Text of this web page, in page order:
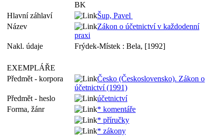
BK
Hlavní záhlaví
Šup, Pavel
Název
Zákon o účetnictví v každodenní
praxi
Nakl. údaje
Frýdek-Místek : Bela, [1992]
EXEMPLÁŘE
Předmět - korpora
Česko (Československo). Zákon o
účetnictví (1991)
Předmět - heslo
účetnictví
Forma, žánr
* komentáře
* příručky
* zákony